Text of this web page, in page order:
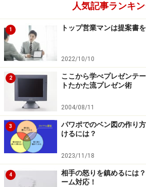
人気記事ランキ
1 トップ営業マンは提案書
2022/10/10
2
ここから学べプレゼンテ
トたかた流プレゼン術
2004/08/11
3
パワポでのベン図の作り
けるには？
2023/11/18
4
相手の怒りを鎮めるには
ーム対応！